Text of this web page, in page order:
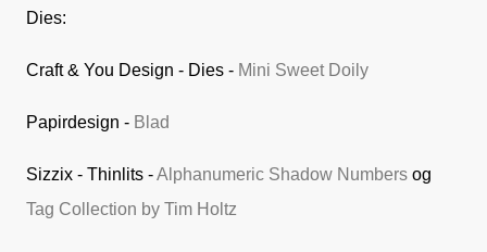
Dies:
Craft & You Design - Dies - Mini Sweet Doily
Papirdesign - Blad
Sizzix - Thinlits -Alphanumeric Shadow Numbers og
Tag Collection by Tim Holtz